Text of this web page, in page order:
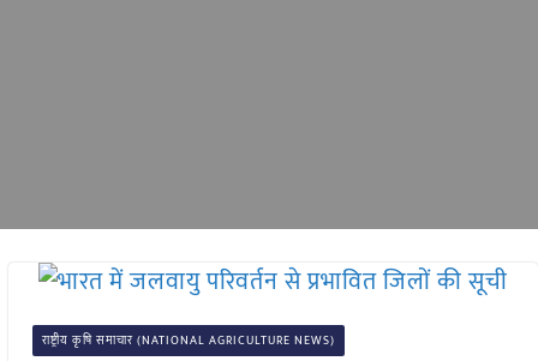
राष्ट्रीय कृषि समाचार (NATIONAL AGRICULTURE NEWS)